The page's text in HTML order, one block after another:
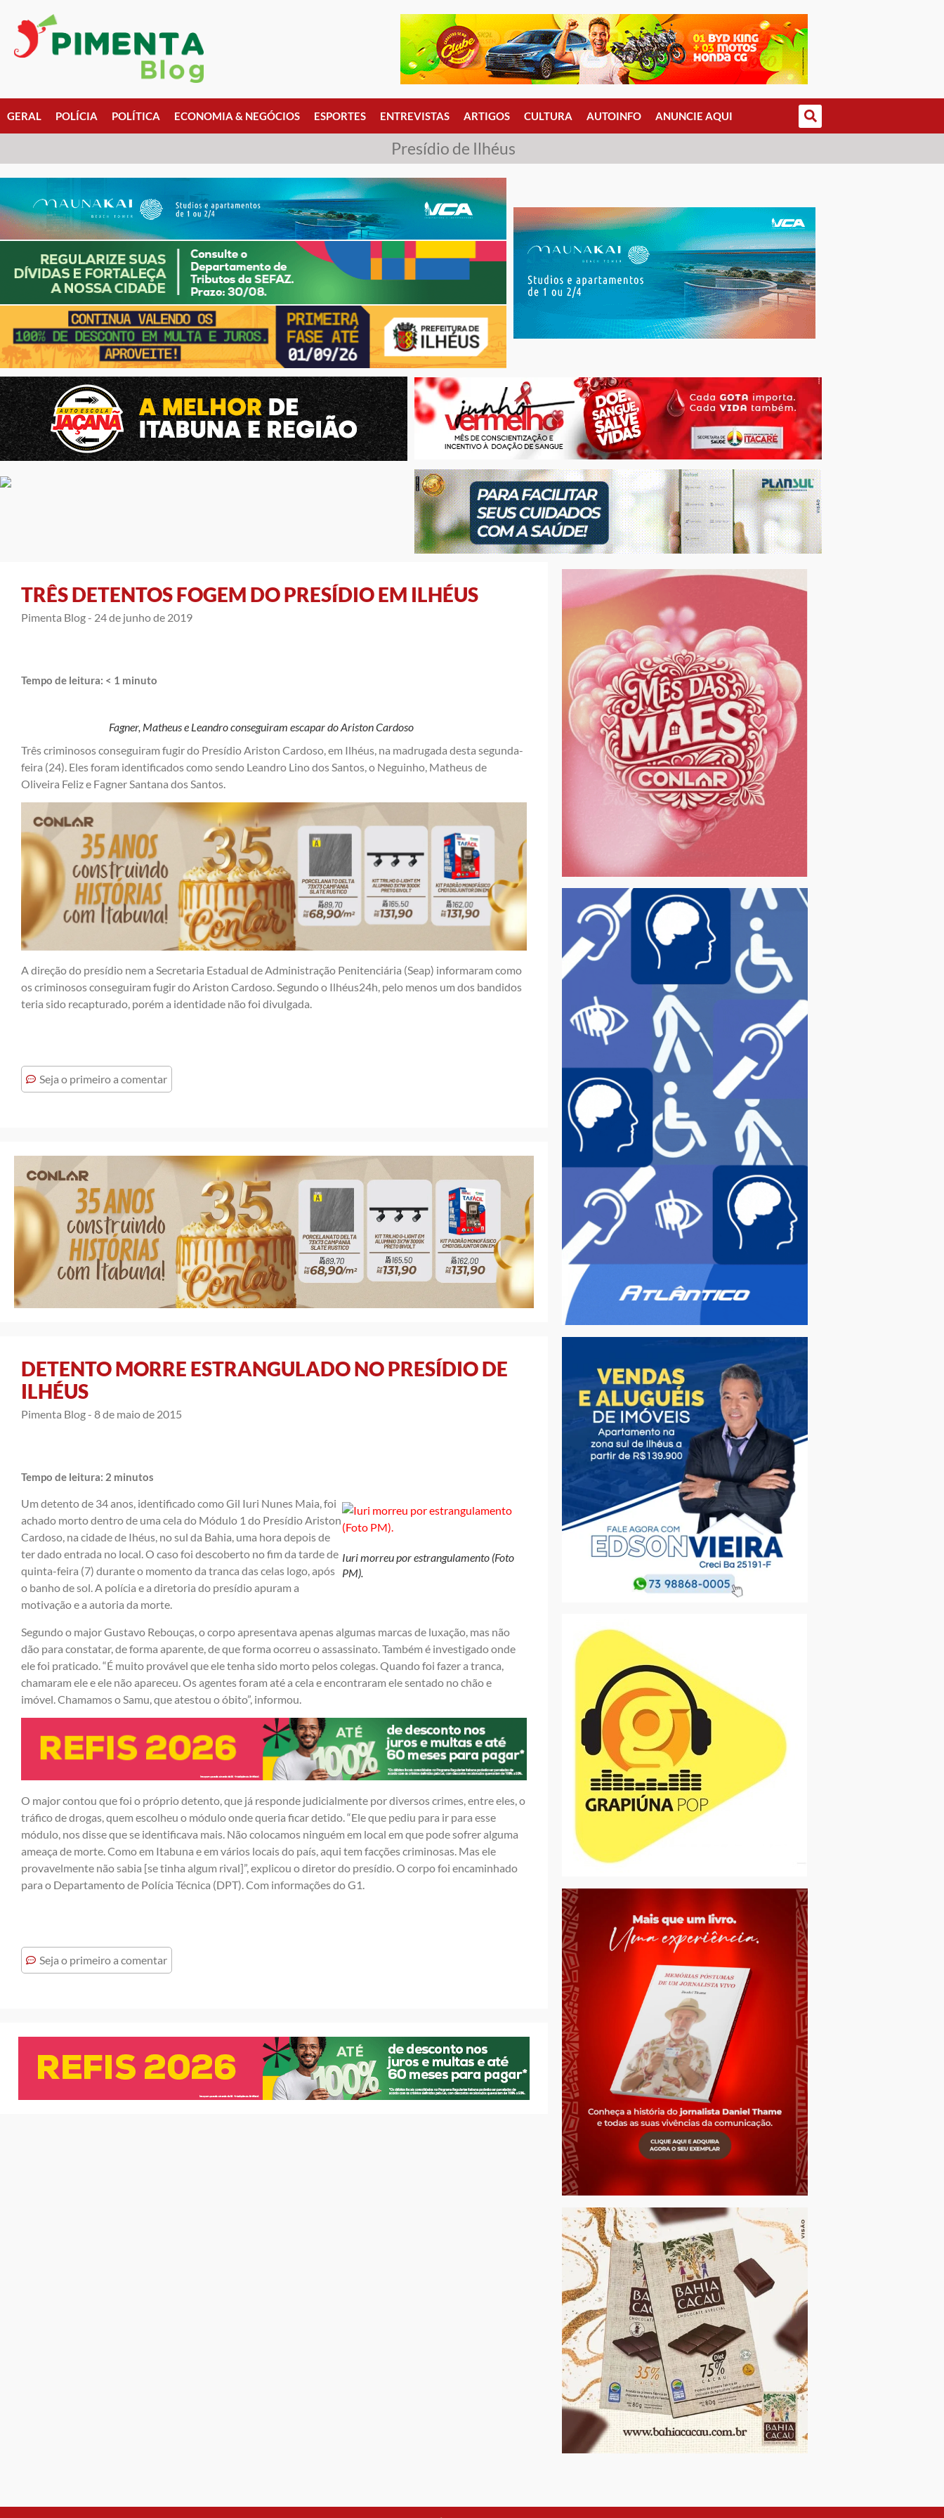
GERAL POLÍCIA POLÍTICA ECONOMIA & NEGÓCIOS ESPORTES ENTREVISTAS ARTIGOS CULTURA AUTOINFO ANUNCIE AQUI
Presídio de Ilhéus
TRÊS DETENTOS FOGEM DO PRESÍDIO EM ILHÉUS
Pimenta Blog - 24 de junho de 2019
Tempo de leitura: < 1 minuto
Fagner, Matheus e Leandro conseguiram escapar do Ariston Cardoso
Três criminosos conseguiram fugir do Presídio Ariston Cardoso, em Ilhéus, na madrugada desta segunda-
feira (24). Eles foram identificados como sendo Leandro Lino dos Santos, o Neguinho, Matheus de
Oliveira Feliz e Fagner Santana dos Santos.
A direção do presídio nem a Secretaria Estadual de Administração Penitenciária (Seap) informaram como
os criminosos conseguiram fugir do Ariston Cardoso. Segundo o Ilhéus24h, pelo menos um dos bandidos
teria sido recapturado, porém a identidade não foi divulgada.
Seja o primeiro a comentar
DETENTO MORRE ESTRANGULADO NO PRESÍDIO DE
ILHÉUS
Pimenta Blog - 8 de maio de 2015
Tempo de leitura: 2 minutos
Iuri morreu por estrangulamento (Foto
PM).
Um detento de 34 anos, identificado como Gil Iuri Nunes Maia, foi
achado morto dentro de uma cela do Módulo 1 do Presídio Ariston
Cardoso, na cidade de Ihéus, no sul da Bahia, uma hora depois de
ter dado entrada no local. O caso foi descoberto no fim da tarde de
quinta-feira (7) durante o momento da tranca das celas logo, após
o banho de sol. A polícia e a diretoria do presídio apuram a
motivação e a autoria da morte.
Segundo o major Gustavo Rebouças, o corpo apresentava apenas algumas marcas de luxação, mas não
dão para constatar, de forma aparente, de que forma ocorreu o assassinato. Também é investigado onde
ele foi praticado. “É muito provável que ele tenha sido morto pelos colegas. Quando foi fazer a tranca,
chamaram ele e ele não apareceu. Os agentes foram até a cela e encontraram ele sentado no chão e
imóvel. Chamamos o Samu, que atestou o óbito”, informou.
O major contou que foi o próprio detento, que já responde judicialmente por diversos crimes, entre eles, o
tráfico de drogas, quem escolheu o módulo onde queria ficar detido. “Ele que pediu para ir para esse
módulo, nos disse que se identificava mais. Não colocamos ninguém em local em que pode sofrer alguma
ameaça de morte. Como em Itabuna e em vários locais do país, aqui tem facções criminosas. Mas ele
provavelmente não sabia [se tinha algum rival]”, explicou o diretor do presídio. O corpo foi encaminhado
para o Departamento de Polícia Técnica (DPT). Com informações do G1.
Seja o primeiro a comentar